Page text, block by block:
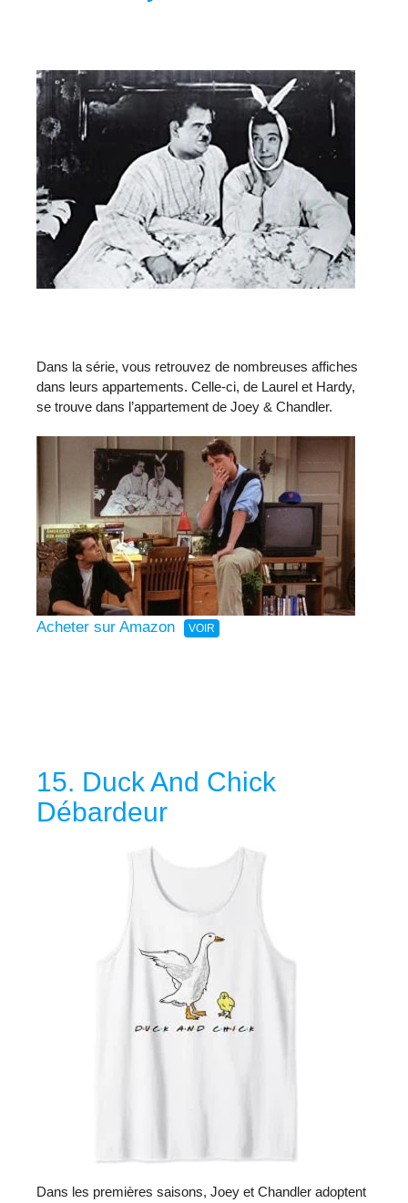
Dans la série, vous retrouvez de nombreuses affiches
dans leurs appartements. Celle-ci, de Laurel et Hardy,
se trouve dans l’appartement de Joey & Chandler.
Acheter sur Amazon
15. Duck And Chick
Débardeur
Dans les premières saisons, Joey et Chandler adoptent